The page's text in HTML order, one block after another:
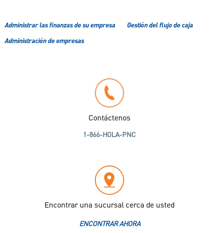
Administrar las finanzas de su empresa
Gestión del flujo de caja
Administración de empresas
Contáctenos
1-866-HOLA-PNC
Encontrar una sucursal cerca de usted
ENCONTRAR AHORA